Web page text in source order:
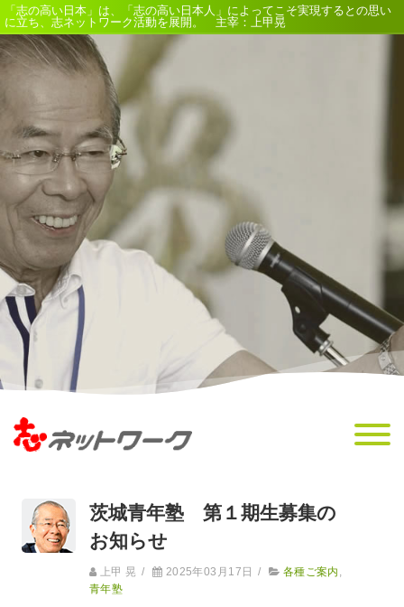
「志の高い日本」は、「志の高い日本人」によってこそ実現するとの思い
に立ち、志ネットワーク活動を展開。 主宰：上甲晃
茨城青年塾 第１期生募集の
お知らせ
上甲 晃 / 2025年03月17日 / 各種ご案内
青年塾